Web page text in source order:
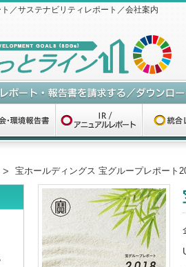
／サステナビリティレポート／会社案内
宝ホールディングス 宝グループレポート